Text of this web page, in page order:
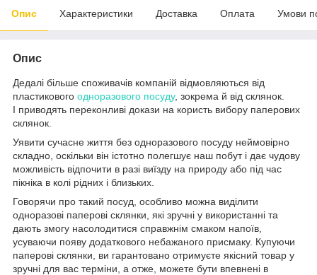
Опис Характеристики Доставка Оплата Умови
Опис
Дедалі більше споживачів компаній відмовляються від
пластикового одноразового посуду, зокрема й від склянок.
І приводять переконливі докази на користь вибору паперових
склянок.
Уявити сучасне життя без одноразового посуду неймовірно
складно, оскільки він істотно полегшує наш побут і дає чудову
можливість відпочити в разі виїзду на природу або під час
пікніка в колі рідних і близьких.
Говорячи про такий посуд, особливо можна виділити
одноразові паперові склянки, які зручні у використанні та
дають змогу насолодитися справжнім смаком напоїв,
усуваючи появу додаткового небажаного присмаку. Купуючи
паперові склянки, ви гарантовано отримуєте якісний товар у
зручні для вас терміни, а отже, можете бути впевнені в